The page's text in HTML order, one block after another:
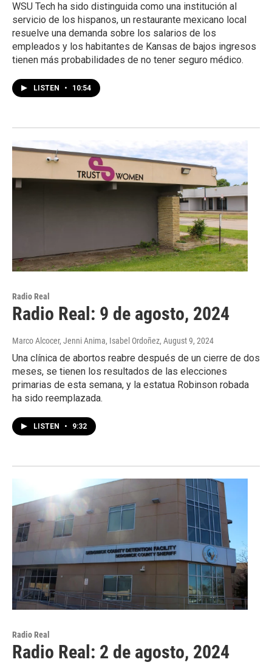
WSU Tech ha sido distinguida como una institución al
servicio de los hispanos, un restaurante mexicano local
resuelve una demanda sobre los salarios de los
empleados y los habitantes de Kansas de bajos ingresos
tienen más probabilidades de no tener seguro médico.
LISTEN • 10:54
Radio Real
Radio Real: 9 de agosto, 2024
Marco Alcocer, Jenni Anima, Isabel Ordoñez, August 9, 2024
Una clínica de abortos reabre después de un cierre de dos
meses, se tienen los resultados de las elecciones
primarias de esta semana, y la estatua Robinson robada
ha sido reemplazada.
LISTEN • 9:32
Radio Real
Radio Real: 2 de agosto, 2024